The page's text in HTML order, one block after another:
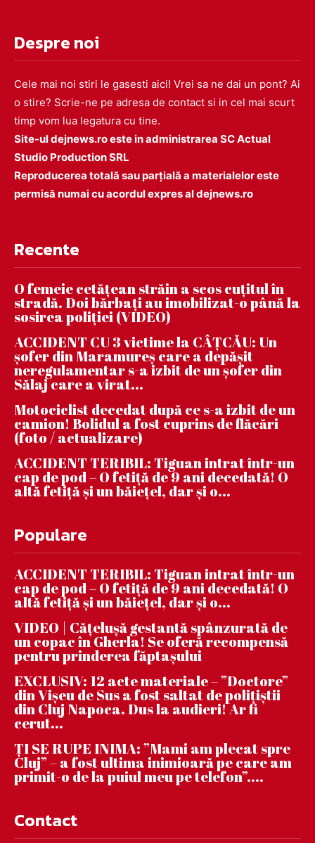
Despre noi
Cele mai noi stiri le gasesti aici! Vrei sa ne dai un pont? Ai
o stire? Scrie-ne pe adresa de contact si in cel mai scurt
timp vom lua legatura cu tine.
Site-ul dejnews.ro este in administrarea SC Actual
Studio Production SRL
Reproducerea totală sau parțială a materialelor este
permisă numai cu acordul expres al dejnews.ro
Recente
O femeie cetățean străin a scos cuțitul în
stradă. Doi bărbați au imobilizat-o până la
sosirea poliției (VIDEO)
ACCIDENT CU 3 victime la CÂȚCĂU: Un
șofer din Maramureș care a depășit
neregulamentar s-a izbit de un șofer din
Sălaj care a virat...
Motociclist decedat după ce s-a izbit de un
camion! Bolidul a fost cuprins de flăcări
(foto / actualizare)
ACCIDENT TERIBIL: Tiguan intrat într-un
cap de pod – O fetiță de 9 ani decedată! O
altă fetiță și un băiețel, dar și o...
Populare
ACCIDENT TERIBIL: Tiguan intrat într-un
cap de pod – O fetiță de 9 ani decedată! O
altă fetiță și un băiețel, dar și o...
VIDEO | Căţeluşă gestantă spânzurată de
un copac în Gherla! Se oferă recompensă
pentru prinderea făptaşului
EXCLUSIV: 12 acte materiale – ”Doctore”
din Vișeu de Sus a fost saltat de polițiștii
din Cluj Napoca. Dus la audieri! Ar fi
cerut...
ȚI SE RUPE INIMA: ”Mami am plecat spre
Cluj” – a fost ultima inimioară pe care am
primit-o de la puiul meu pe telefon”....
Contact